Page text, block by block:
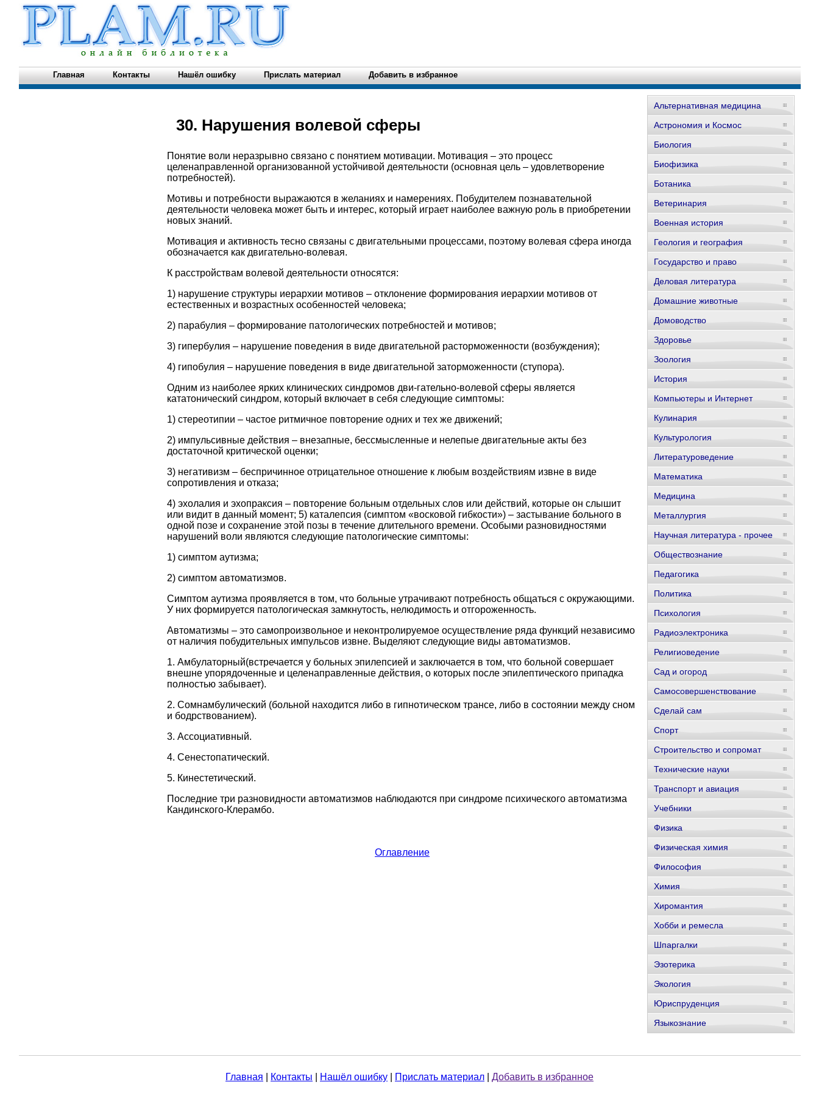
Главная Контакты Нашёл ошибку Прислать материал Добавить в избранное
30. Нарушения волевой сферы
Понятие воли неразрывно связано с понятием мотивации. Мотивация – это процесс
целенаправленной организованной устойчивой деятельности (основная цель – удовлетворение
потребностей).
Мотивы и потребности выражаются в желаниях и намерениях. Побудителем познавательной
деятельности человека может быть и интерес, который играет наиболее важную роль в приобретении
новых знаний.
Мотивация и активность тесно связаны с двигательными процессами, поэтому волевая сфера иногда
обозначается как двигательно-волевая.
К расстройствам волевой деятельности относятся:
1) нарушение структуры иерархии мотивов – отклонение формирования иерархии мотивов от
естественных и возрастных особенностей человека;
2) парабулия – формирование патологических потребностей и мотивов;
3) гипербулия – нарушение поведения в виде двигательной расторможенности (возбуждения);
4) гипобулия – нарушение поведения в виде двигательной заторможенности (ступора).
Одним из наиболее ярких клинических синдромов дви-гательно-волевой сферы является
кататонический синдром, который включает в себя следующие симптомы:
1) стереотипии – частое ритмичное повторение одних и тех же движений;
2) импульсивные действия – внезапные, бессмысленные и нелепые двигательные акты без
достаточной критической оценки;
3) негативизм – беспричинное отрицательное отношение к любым воздействиям извне в виде
сопротивления и отказа;
4) эхолалия и эхопраксия – повторение больным отдельных слов или действий, которые он слышит
или видит в данный момент; 5) каталепсия (симптом «восковой гибкости») – застывание больного в
одной позе и сохранение этой позы в течение длительного времени. Особыми разновидностями
нарушений воли являются следующие патологические симптомы:
1) симптом аутизма;
2) симптом автоматизмов.
Симптом аутизма проявляется в том, что больные утрачивают потребность общаться с окружающими.
У них формируется патологическая замкнутость, нелюдимость и отгороженность.
Автоматизмы – это самопроизвольное и неконтролируемое осуществление ряда функций независимо
от наличия побудительных импульсов извне. Выделяют следующие виды автоматизмов.
1. Амбулаторный(встречается у больных эпилепсией и заключается в том, что больной совершает
внешне упорядоченные и целенаправленные действия, о которых после эпилептического припадка
полностью забывает).
2. Сомнамбулический (больной находится либо в гипнотическом трансе, либо в состоянии между сном
и бодрствованием).
3. Ассоциативный.
4. Сенестопатический.
5. Кинестетический.
Последние три разновидности автоматизмов наблюдаются при синдроме психического автоматизма
Кандинского-Клерамбо.
Оглавление
Альтернативная медицина
Астрономия и Космос
Биология
Биофизика
Ботаника
Ветеринария
Военная история
Геология и география
Государство и право
Деловая литература
Домашние животные
Домоводство
Здоровье
Зоология
История
Компьютеры и Интернет
Кулинария
Культурология
Литературоведение
Математика
Медицина
Металлургия
Научная литература - прочее
Обществознание
Педагогика
Политика
Психология
Радиоэлектроника
Религиоведение
Сад и огород
Самосовершенствование
Сделай сам
Спорт
Строительство и сопромат
Технические науки
Транспорт и авиация
Учебники
Физика
Физическая химия
Философия
Химия
Хиромантия
Хобби и ремесла
Шпаргалки
Эзотерика
Экология
Юриспруденция
Языкознание
Главная Контакты Нашёл ошибку Прислать материал Добавить в избранное